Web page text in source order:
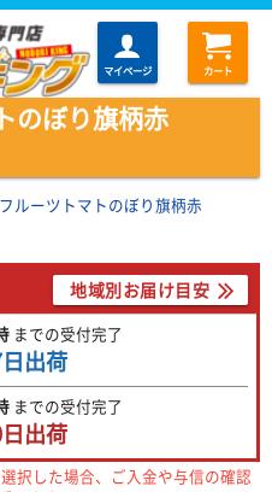
マイページ カート
のぼり旗柄赤
フルーツトマトのぼり旗柄赤
地域別お届け目安
までの受付完了
出荷
までの受付完了
出荷
択した場合、ご入金や与信の確認